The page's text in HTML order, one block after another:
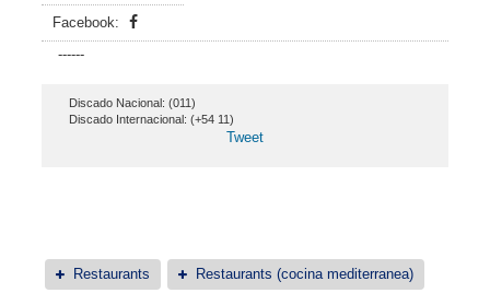
Facebook:
------
Discado Nacional: (011)
Discado Internacional: (+54 11)
Tweet
Restaurants Restaurants (cocina mediterranea)